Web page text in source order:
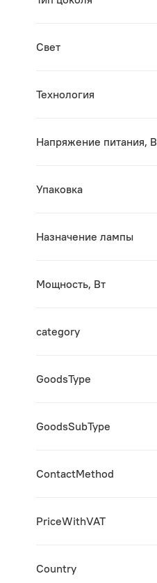
Свет
Технология
Напряжение питания, В
Упаковка
Назначение лампы
Мощность, Вт
category
GoodsType
GoodsSubType
ContactMethod
PriceWithVAT
Country